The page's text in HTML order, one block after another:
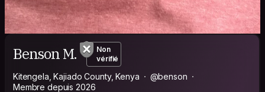
Benson M.
Non
vérifié
Kitengela, Kajiado County, Kenya
@benson
Membre depuis 2026